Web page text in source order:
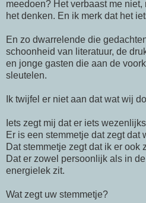
meedoen? Het verbaast me
het denken. En ik merk dat het
En zo dwarrelende die
schoonheid van literatuur, de
en jonge gasten die aan de
sleutelen.
Ik twijfel er niet aan dat wat wij
Iets zegt mij dat er iets
Er is een stemmetje dat zegt dat
Dat stemmetje zegt dat ik er ook
Dat er zowel persoonlijk als in
energielek zit.
Wat zegt uw stemmetje?